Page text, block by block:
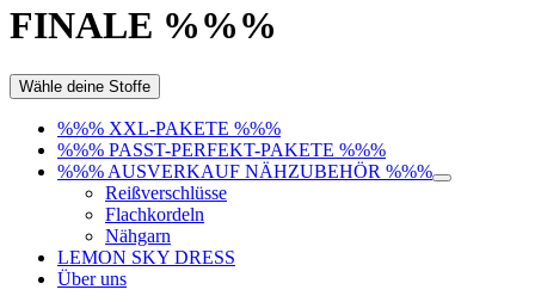
FINALE %%%
Wähle deine Stoffe
%%% XXL-PAKETE %%%
%%% PASST-PERFEKT-PAKETE %%%
%%% AUSVERKAUF NÄHZUBEHÖR %%%
Reißverschlüsse
Flachkordeln
Nähgarn
LEMON SKY DRESS
Über uns